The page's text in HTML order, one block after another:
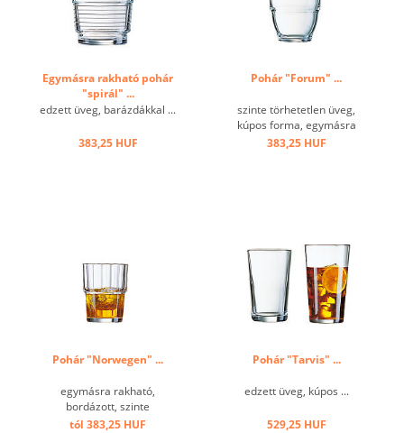
Egymásra rakható pohár
"spirál" ...
edzett üveg, barázdákkal ...
383,25 HUF
Pohár "Forum" ...
szinte törhetetlen üveg,
kúpos forma, egymásra
rakható ...
383,25 HUF
Pohár "Norwegen" ...
egymásra rakható,
bordázott, szinte
törhetetlen ...
tól 383,25 HUF
Pohár "Tarvis" ...
edzett üveg, kúpos ...
529,25 HUF